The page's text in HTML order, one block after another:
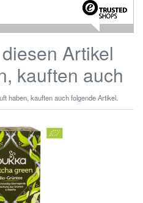
Artikel
kauften auch
haben, kauften auch folgende Artikel.